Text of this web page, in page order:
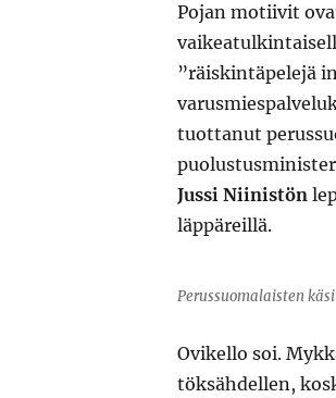
Pojan motiivit
”räiskintäpelejä
tuottanut
Jussi Niinistön
läppäreillä.
Perussuomalaisten
Ovikello soi.
töksähdellen,